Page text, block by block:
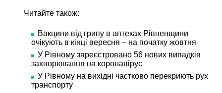
Читайте також:
Вакцини від грипу в аптеках Рівненщини
очікують в кінці вересня – на початку жовтня
У Рівному зареєстровано 56 нових випадків
захворювання на коронавірус
У Рівному на вихідні частково перекриють рух
транспорту